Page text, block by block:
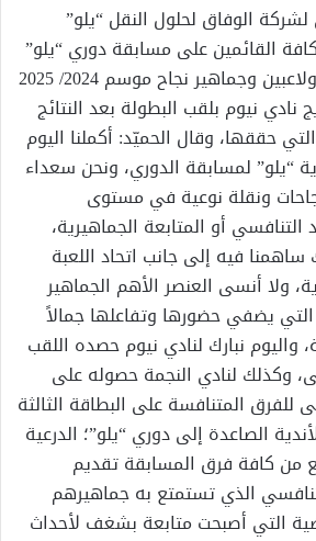
الوفاق لحلول النقل “يلو”
القائمين على مسابقة دوري “يلو”
من مسؤولين وأندية ولاعبين وجماهير نجاح موسم 2024/ 2025
نادي نيوم بلقب البطولة بعد النتائج
حققها، وقال الحميّد: أكملنا اليوم
“يلو” لمسابقة الدوري، ونحن سعداء
ونقلة نوعية في مستوى
أو المتابعة الجماهيرية،
فيه إلى جانب اتحاد اللعبة
ولا أنسى العنصر الأهم الجماهير
التي يضفي حضورها وتفاعلها جمالاً
واليوم نبارك لنادي نيوم حصده اللقب
وكذلك لنادي النجمة حصوله على
للفرق المتنافسة على البطاقة الثالثة
الصاعدة إلى دوري “يلو”؛ الدرعية
من كافة فرق المسابقة تقديم
الذي تستمتع به جماهيرهم
التي أصبحت متابعة بشغف لأحداث